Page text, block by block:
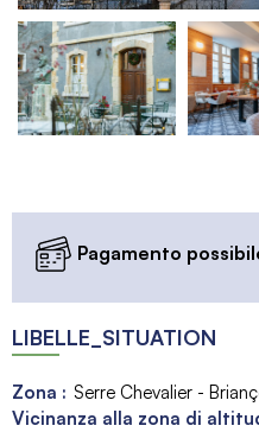
Pagamento
LIBELLE_SITUATION
Zona : Serre Chevalier -
Vicinanza alla zona di